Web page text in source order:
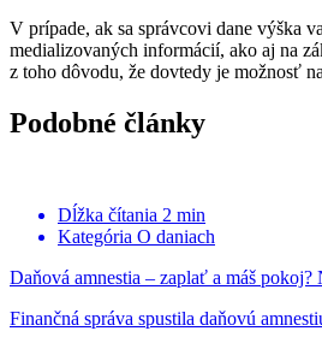
V prípade, ak sa správcovi dane výška
medializovaných informácií, ako aj na
z toho dôvodu, že dovtedy je možnosť
Podobné články
Dĺžka čítania 2 min
Kategória O daniach
Daňová amnestia – zaplať a máš
Finančná správa spustila daňovú